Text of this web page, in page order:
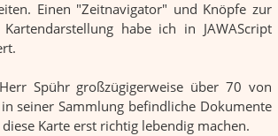
Einen "Zeitnavigator" und Knöpfe zur
habe ich in JAWAScript
Spühr großzügigerweise über 70 von
seiner Sammlung befindliche Dokumente
Karte erst richtig lebendig machen.